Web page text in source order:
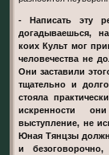
- Написать эту
догадываешься,
коих Культ мог
человечества не
Они заставили
тщательно и
стояла
искренности
выступление, не
Юная Тянцзы
и